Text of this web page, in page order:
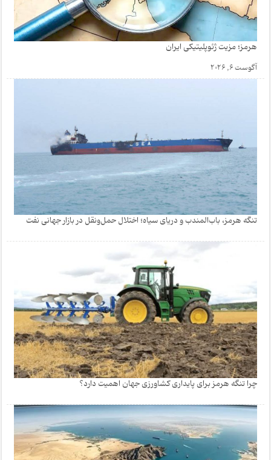
هرمز؛ مزیت ژئوپلیتیکی ایران
آگوست 6, 2026
تنگه هرمز، باب‌المندب و دریای سیاه؛ اختلال حمل‌ونقل در بازار جهانی نفت
چرا تنگه هرمز برای پایداری کشاورزی جهان اهمیت دارد؟